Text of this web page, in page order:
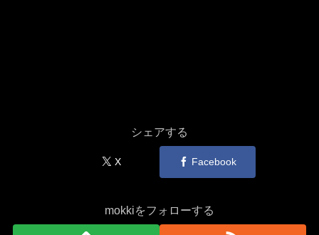
シェアする
X Facebook
mokkiをフォローする